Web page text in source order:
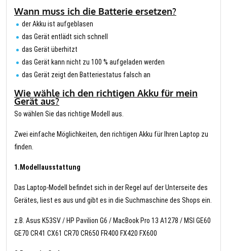
Wann muss ich die Batterie ersetzen?
der Akku ist aufgeblasen
das Gerät entlädt sich schnell
das Gerät überhitzt
das Gerät kann nicht zu 100 % aufgeladen werden
das Gerät zeigt den Batteriestatus falsch an
Wie wähle ich den richtigen Akku für mein
Gerät aus?
So wählen Sie das richtige Modell aus.
Zwei einfache Möglichkeiten, den richtigen Akku für Ihren Laptop zu
finden.
1.Modellausstattung
Das Laptop-Modell befindet sich in der Regel auf der Unterseite des
Gerätes, liest es aus und gibt es in die Suchmaschine des Shops ein.
z.B. Asus K53SV / HP Pavilion G6 / MacBook Pro 13 A1278 / MSI GE60
GE70 CR41 CX61 CR70 CR650 FR400 FX420 FX600